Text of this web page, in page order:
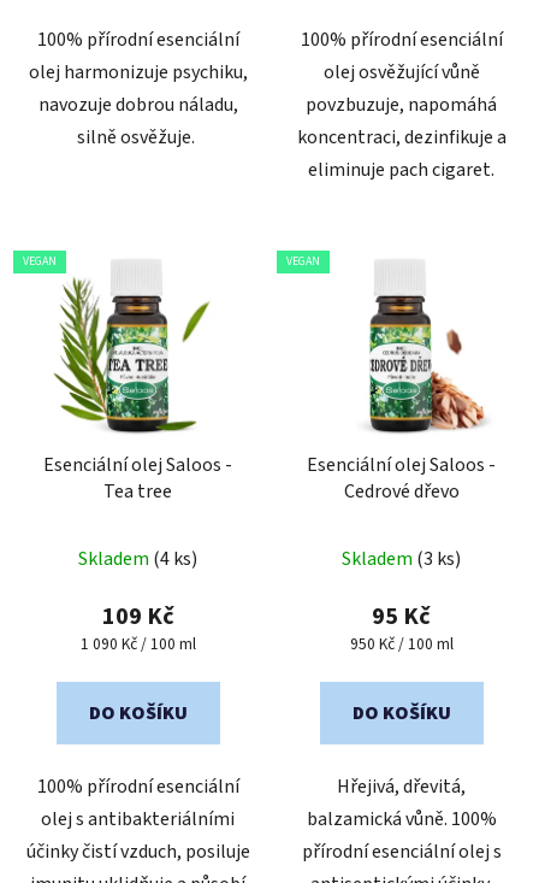
100% přírodní esenciální
olej harmonizuje psychiku,
navozuje dobrou náladu,
silně osvěžuje.
100% přírodní esenciální
olej osvěžující vůně
povzbuzuje, napomáhá
koncentraci, dezinfikuje a
eliminuje pach cigaret.
VEGAN
Esenciální olej Saloos -
Tea tree
Skladem (4 ks)
109 Kč
Měrná
1 090 Kč / 100 ml
DO KOŠÍKU
100% přírodní esenciální
olej s antibakteriálními
účinky čistí vzduch, posiluje
VEGAN
Esenciální olej Saloos -
Cedrové dřevo
Skladem (3 ks)
95 Kč
Měrná
950 Kč / 100 ml
DO KOŠÍKU
Hřejivá, dřevitá,
balzamická vůně. 100%
přírodní esenciální olej s